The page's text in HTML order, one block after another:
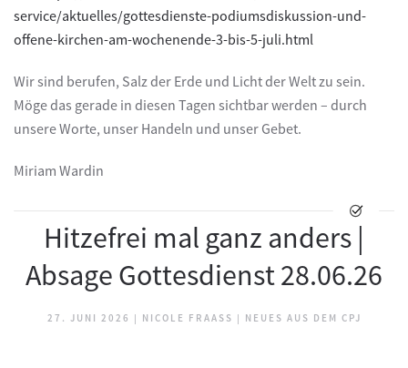
service/aktuelles/gottesdienste-podiumsdiskussion-und-
offene-kirchen-am-wochenende-3-bis-5-juli.html
Wir sind berufen, Salz der Erde und Licht der Welt zu sein.
Möge das gerade in diesen Tagen sichtbar werden – durch
unsere Worte, unser Handeln und unser Gebet.
Miriam Wardin
Hitzefrei mal ganz anders |
Absage Gottesdienst 28.06.26
27. JUNI 2026 | NICOLE FRAASS | NEUES AUS DEM CPJ